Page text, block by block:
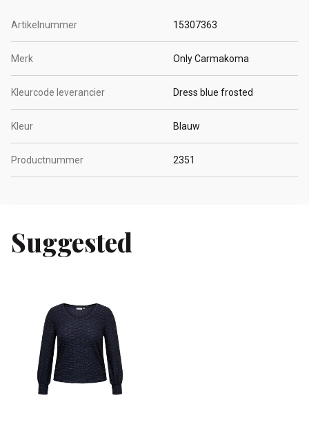
Artikelnummer 15307363
Merk Only Carmakoma
Kleurcode leverancier Dress blue frosted
Kleur Blauw
Productnummer 2351
Suggested